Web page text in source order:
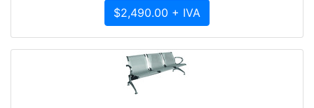
$2,490.00 + IVA